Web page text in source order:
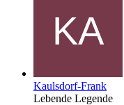
Kaulsdorf-Frank
Lebende Legende